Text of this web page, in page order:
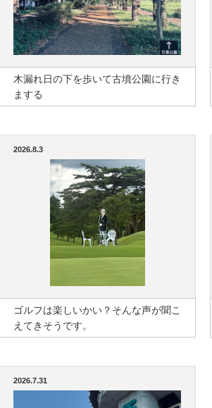
木漏れ日の下を歩いて古墳公園に行き
まする
2026.8.3
ゴルフは楽しいかい？そんな声が聞こ
えてきそうです。
2026.7.31